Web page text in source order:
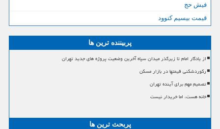
فیش حج
قیمت بیسیم کنوود
پربیننده ترین ها
از یادگار امام تا زیرگذر میدان سپاه آخرین وضعیت پروژه های جدید تهران
رکوردشکنی قیمتها در بازار مسکن
تصمیم مهم برای آینده تهران
خانه هست، اما خریدار نیست
پربحث ترین ها